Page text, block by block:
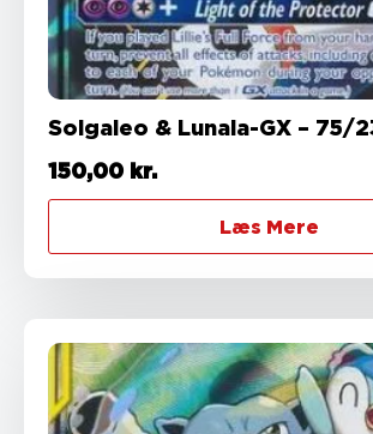
Solgaleo & Lunala-GX – 75/
150,00 kr.
Læs Mere